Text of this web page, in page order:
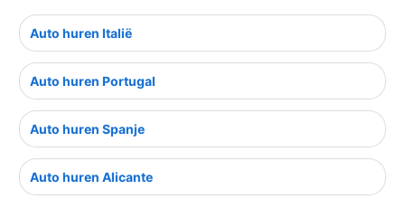
Auto huren Italië
Auto huren Portugal
Auto huren Spanje
Auto huren Alicante